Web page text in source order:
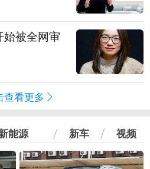
被全网审
查看更多
能源 新车 视频